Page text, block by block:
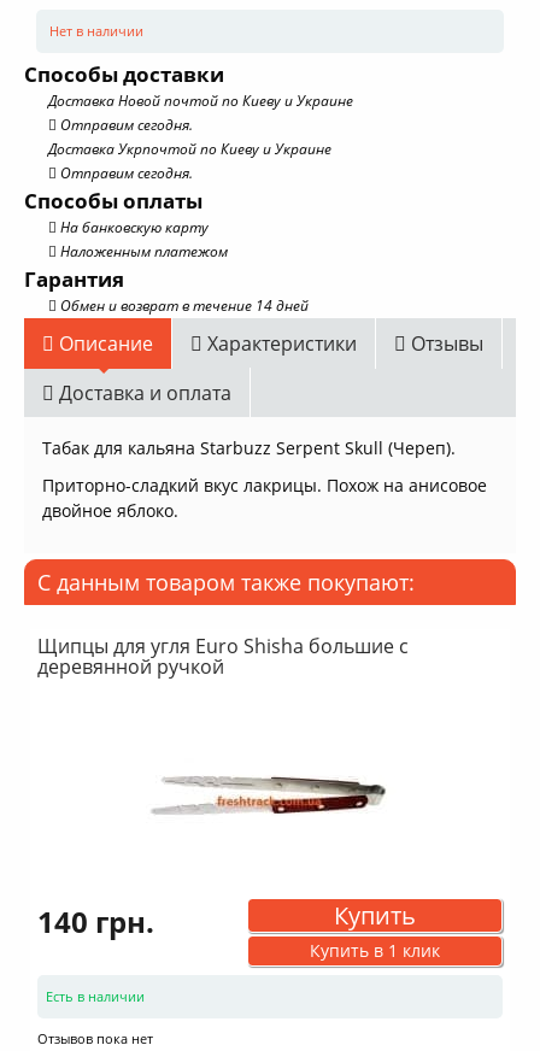
Нет в наличии
Способы доставки
Доставка Новой почтой по Киеву и Украине
Отправим сегодня.
Доставка Укрпочтой по Киеву и Украине
Отправим сегодня.
Способы оплаты
На банковскую карту
Наложенным платежом
Гарантия
Обмен и возврат в течение 14 дней
Описание Характеристики
Отзывы
Доставка и оплата
Табак для кальяна Starbuzz Serpent Skull (Череп).
Приторно-сладкий вкус лакрицы. Похож на анисовое
двойное яблоко.
С данным товаром также покупают:
Щипцы для угля Euro Shisha большие с
деревянной ручкой
140 грн. Купить
Купить в 1 клик
Есть в наличии
Отзывов пока нет